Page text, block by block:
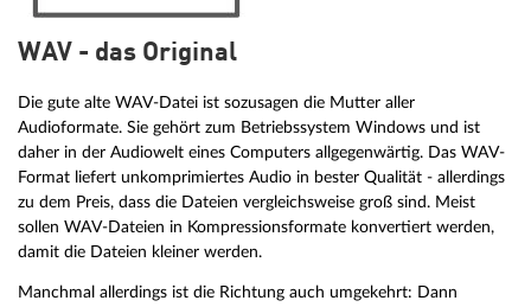
WAV - das Original
Die gute alte WAV-Datei ist sozusagen die Mutter aller
Audioformate. Sie gehört zum Betriebssystem Windows und ist
daher in der Audiowelt eines Computers allgegenwärtig. Das WAV-
Format liefert unkomprimiertes Audio in bester Qualität - allerdings
zu dem Preis, dass die Dateien vergleichsweise groß sind. Meist
sollen WAV-Dateien in Kompressionsformate konvertiert werden,
damit die Dateien kleiner werden.
Manchmal allerdings ist die Richtung auch umgekehrt: Dann